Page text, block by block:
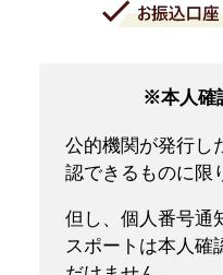
※本人確
公的機関が発行し
認できるものに限
但し、個人番号通
スポートは本人確